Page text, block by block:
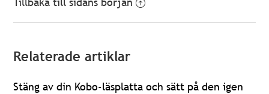
Relaterade artiklar
Stäng av din Kobo-läsplatta och sätt på den igen